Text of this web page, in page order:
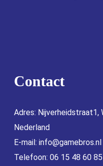
Contact
Adres: Nijverheidstraat1,
Nederland
E-mail: info@gamebros.nl
Telefoon: 06 15 48 60 85